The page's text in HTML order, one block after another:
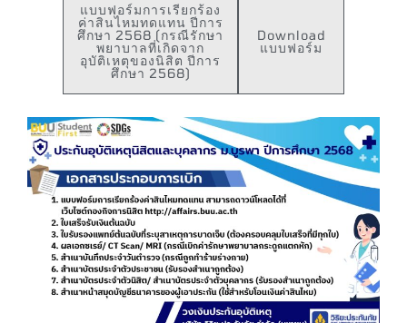
แบบฟอร์มการเรียกร้อง
ค่าสินไหมทดแทน ปีการ
ศึกษา 2568 (กรณีรักษา
พยาบาลที่เกิดจาก
อุบัติเหตุของนิสิต ปีการ
ศึกษา 2568)
Download
แบบฟอร์ม